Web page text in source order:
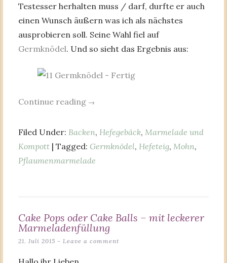
Testesser herhalten muss / darf, durfte er auch
einen Wunsch äußern was ich als nächstes
ausprobieren soll. Seine Wahl fiel auf
Germknödel. Und so sieht das Ergebnis aus:
Continue reading →
Filed Under: Backen, Hefegebäck, Marmelade und
Kompott | Tagged: Germknödel, Hefeteig, Mohn,
Pflaumenmarmelade
Cake Pops oder Cake Balls – mit leckerer
Marmeladenfüllung
21. Juli 2015 Leave a comment